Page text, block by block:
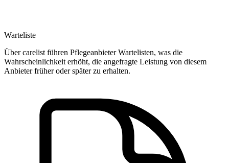
Warteliste
Über carelist führen Pflegeanbieter Wartelisten, was die
Wahrscheinlichkeit erhöht, die angefragte Leistung von diesem
Anbieter früher oder später zu erhalten.